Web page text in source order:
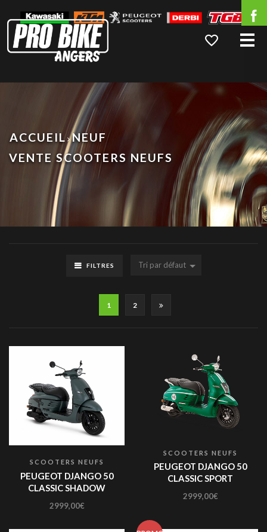
ACCUEIL NEUF
VENTE SCOOTERS NEUFS
FILTRES Tri par défaut
1 2
SCOOTERS NEUFS
PEUGEOT DJANGO 50
CLASSIC SHADOW
2999,00€
SCOOTERS NEUFS
PEUGEOT DJANGO 50
CLASSIC SPORT
2999,00€